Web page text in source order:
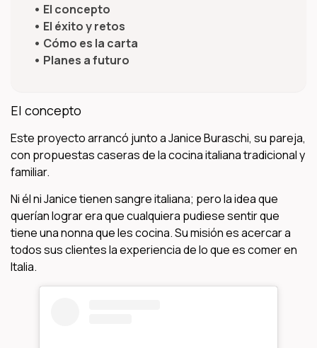
El concepto
El éxito y retos
Cómo es la carta
Planes a futuro
El concepto
Este proyecto arrancó junto a Janice Buraschi, su pareja,
con propuestas caseras de la cocina italiana tradicional y
familiar.
Ni él ni Janice tienen sangre italiana; pero la idea que
querían lograr era que cualquiera pudiese sentir que
tiene una nonna que les cocina. Su misión es acercar a
todos sus clientes la experiencia de lo que es comer en
Italia.